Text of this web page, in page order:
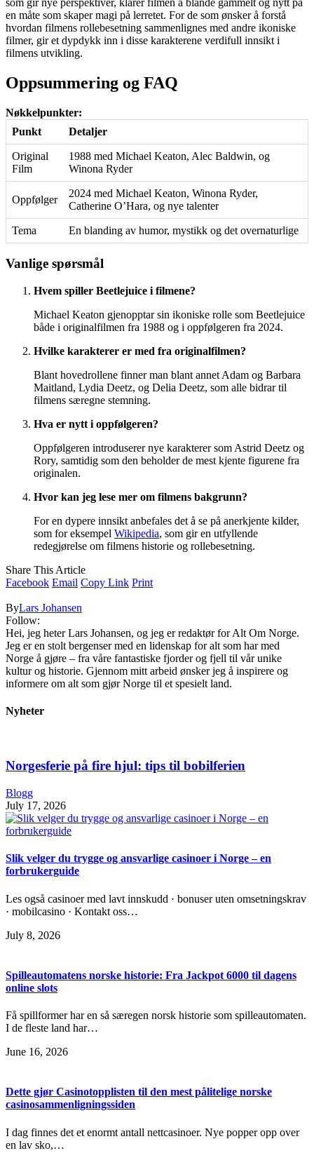
en måte som skaper magi på lerretet. For de som ønsker å forstå
hvordan filmens rollebesetning sammenlignes med andre ikoniske
filmer, gir et dypdykk inn i disse karakterene verdifull innsikt i
filmens utvikling.
Oppsummering og FAQ
Nøkkelpunkter:
Punkt
Detaljer
Original
Film
1988 med Michael Keaton, Alec Baldwin, og
Winona Ryder
Oppfølger
2024 med Michael Keaton, Winona Ryder,
Catherine O’Hara, og nye talenter
Tema En blanding av humor, mystikk og det overnaturlige
Vanlige spørsmål
Hvem spiller Beetlejuice i filmene?
Michael Keaton gjenopptar sin ikoniske rolle som Beetlejuice
både i originalfilmen fra 1988 og i oppfølgeren fra 2024.
Hvilke karakterer er med fra originalfilmen?
Blant hovedrollene finner man blant annet Adam og Barbara
Maitland, Lydia Deetz, og Delia Deetz, som alle bidrar til
filmens særegne stemning.
Hva er nytt i oppfølgeren?
Oppfølgeren introduserer nye karakterer som Astrid Deetz og
Rory, samtidig som den beholder de mest kjente figurene fra
originalen.
Hvor kan jeg lese mer om filmens bakgrunn?
For en dypere innsikt anbefales det å se på anerkjente kilder,
som for eksempel Wikipedia, som gir en utfyllende
redegjørelse om filmens historie og rollebesetning.
Share This Article
Facebook Email Copy Link Print
ByLars Johansen
Follow:
Hei, jeg heter Lars Johansen, og jeg er redaktør for Alt Om Norge.
Jeg er en stolt bergenser med en lidenskap for alt som har med
Norge å gjøre – fra våre fantastiske fjorder og fjell til vår unike
kultur og historie. Gjennom mitt arbeid ønsker jeg å inspirere og
informere om alt som gjør Norge til et spesielt land.
Nyheter
Norgesferie på fire hjul: tips til bobilferien
Blogg
July 17, 2026
Slik velger du trygge og ansvarlige casinoer i Norge – en
forbrukerguide
Les også casinoer med lavt innskudd · bonuser uten omsetningskrav
· mobilcasino · Kontakt oss…
July 8, 2026
Spilleautomatens norske historie: Fra Jackpot 6000 til dagens
online slots
Få spillformer har en så særegen norsk historie som spilleautomaten.
I de fleste land har…
June 16, 2026
Dette gjør Casinotopplisten til den mest pålitelige norske
casinosammenligningssiden
I dag finnes det et enormt antall nettcasinoer. Nye popper opp over
en lav sko,…